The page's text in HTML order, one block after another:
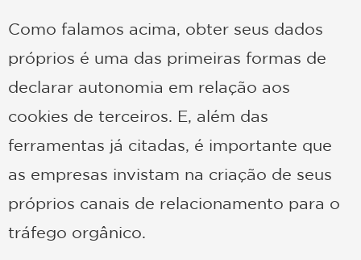
Como falamos acima, obter seus dados
próprios é uma das primeiras formas de
declarar autonomia em relação aos
cookies de terceiros. E, além das
ferramentas já citadas, é importante que
as empresas invistam na criação de seus
próprios canais de relacionamento para o
tráfego orgânico.